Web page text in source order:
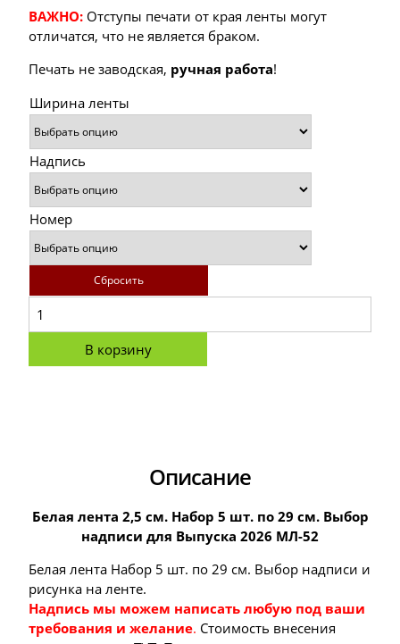
ВАЖНО: Отступы печати от края ленты могут
отличатся, что не является браком.
Печать не заводская, ручная работа!
Ширина ленты
Надпись
Номер
Сбросить
В корзину
Описание
Белая лента 2,5 см. Набор 5 шт. по 29 см. Выбор
надписи для Выпуска 2026 МЛ-52
Белая лента Набор 5 шт. по 29 см. Выбор надписи и
рисунка на ленте.
Надпись мы можем написать любую под ваши
требования и желание. Стоимость внесения